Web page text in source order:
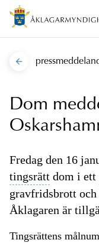
Dom
Fredag den 16
tingsrätt dom i ett
gravfridsbrott
Åklagaren är
Tingsrättens